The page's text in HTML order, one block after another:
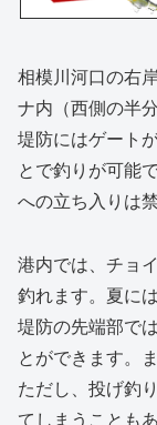
相模川河口の右
ナ内（西側の半
堤防にはゲート
とで釣りが可能
への立ち入りは
港内では、チョ
釣れます。夏に
堤防の先端部で
とができます。
ただし、投げ釣
てしまうことも